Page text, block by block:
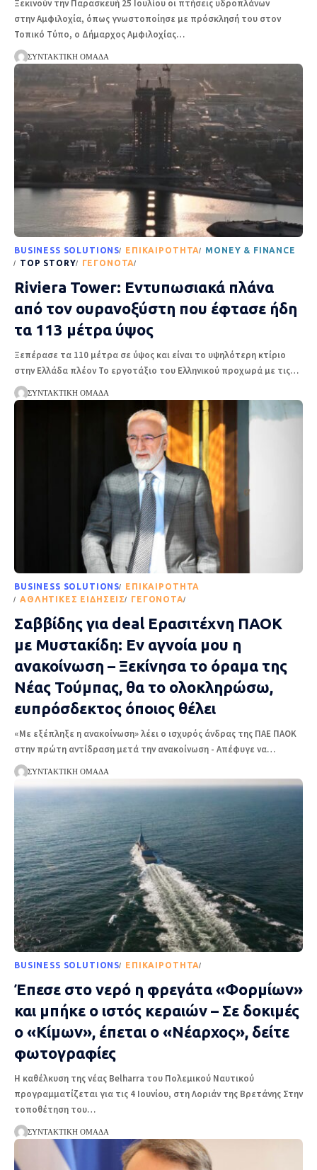
Ξεκινούν την Παρασκευή 25 Ιουλίου οι πτήσεις υδροπλάνων
στην Αμφιλοχία, όπως γνωστοποίησε με πρόσκλησή του στον
Τοπικό Τύπο, ο Δήμαρχος Αμφιλοχίας…
ΣΥΝΤΑΚΤΙΚΉ ΟΜΆΔΑ
BUSINESS SOLUTIONS EΠΙΚΑΙΡΌΤΗΤΑ
MONEY & FINANCE
TOP STORY
ΓΕΓΟΝΌΤΑ
Riviera Tower: Εντυπωσιακά πλάνα
από τον ουρανοξύστη που έφτασε ήδη
τα 113 μέτρα ύψος
Ξεπέρασε τα 110 μέτρα σε ύψος και είναι το υψηλότερη κτίριο
στην Ελλάδα πλέον Το εργοτάξιο του Ελληνικού προχωρά με τις…
ΣΥΝΤΑΚΤΙΚΉ ΟΜΆΔΑ
BUSINESS SOLUTIONS
EΠΙΚΑΙΡΌΤΗΤΑ
ΑΘΛΗΤΙΚΈΣ ΕΙΔΉΣΕΙΣ
ΓΕΓΟΝΌΤΑ
Σαββίδης για deal Ερασιτέχνη ΠΑΟΚ
με Μυστακίδη: Εν αγνοία μου η
ανακοίνωση – Ξεκίνησα το όραμα της
Νέας Τούμπας, θα το ολοκληρώσω,
ευπρόσδεκτος όποιος θέλει
«Με εξέπληξε η ανακοίνωση» λέει ο ισχυρός άνδρας της ΠΑΕ ΠΑΟΚ
στην πρώτη αντίδραση μετά την ανακοίνωση - Απέφυγε να…
ΣΥΝΤΑΚΤΙΚΉ ΟΜΆΔΑ
BUSINESS SOLUTIONS EΠΙΚΑΙΡΌΤΗΤΑ
Έπεσε στο νερό η φρεγάτα «Φορμίων»
και μπήκε ο ιστός κεραιών – Σε δοκιμές
ο «Κίμων», έπεται ο «Νέαρχος», δείτε
φωτογραφίες
Η καθέλκυση της νέας Belharra του Πολεμικού Ναυτικού
προγραμματίζεται για τις 4 Ιουνίου, στη Λοριάν της Βρετάνης Στην
τοποθέτηση του…
ΣΥΝΤΑΚΤΙΚΉ ΟΜΆΔΑ